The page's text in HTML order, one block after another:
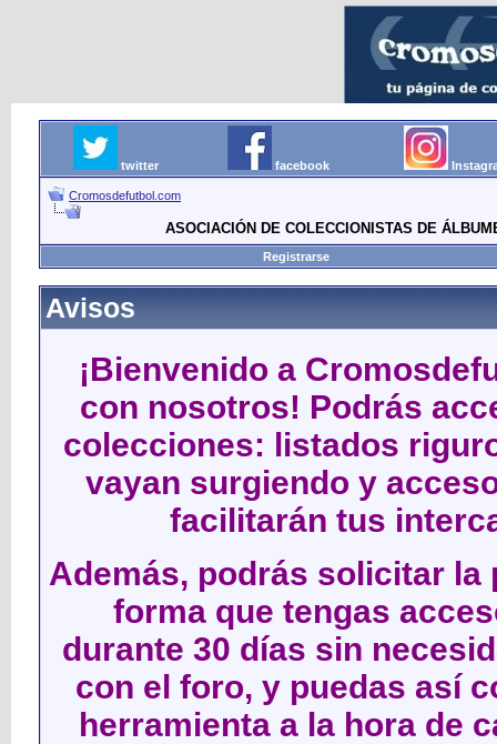
twitter facebook
Cromosdefutbol.com
ASOCIACIÓN DE COLECCIONISTAS DE
Registrarse
Avisos
¡Bienvenido a
con nosotros! Podrás
colecciones: listados
vayan surgiendo y
facilitarán tus
Además, podrás solicitar
forma que tengas
durante 30 días sin
con el foro, y puedas así
herramienta a la hora de